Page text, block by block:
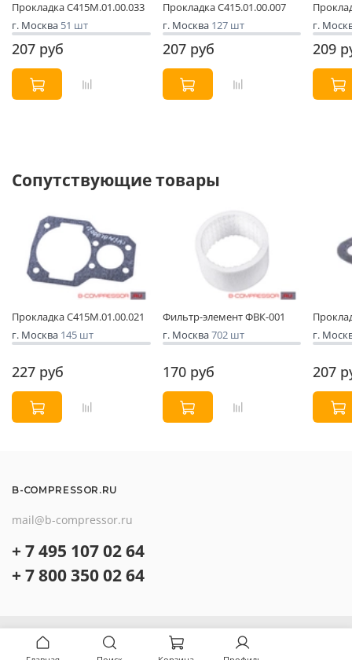
Прокладка С415М.01.00.033
г. Москва 51 шт
207 руб
Прокладка С415.01.00.007
г. Москва 127 шт
207 руб
г.
209
Сопутствующие товары
Прокладка С415М.01.00.021
г. Москва 145 шт
227 руб
Фильтр-элемент ФВК-001
г. Москва702 шт
170 руб
г.
207
B-COMPRESSOR.RU
mail@b-compressor.ru
+ 7 495 107 02 64
+ 7 800 350 02 64
О компании Контакты